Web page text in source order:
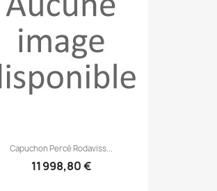
Capuchon Percé Rodaviss...
11 998,80 €